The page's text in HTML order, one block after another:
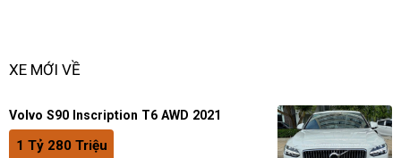
XE MỚI VỀ
Volvo S90 Inscription T6 AWD 2021
1 Tỷ 280 Triệu